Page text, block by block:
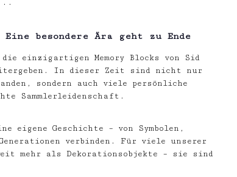
Eine besondere Ära geht zu Ende
einzigartigen Memory Blocks von Sid
In dieser Zeit sind nicht nur
sondern auch viele persönliche
Sammlerleidenschaft.
eigene Geschichte – von Symbolen,
verbinden. Für viele unserer
mehr als Dekorationsobjekte – sie sind